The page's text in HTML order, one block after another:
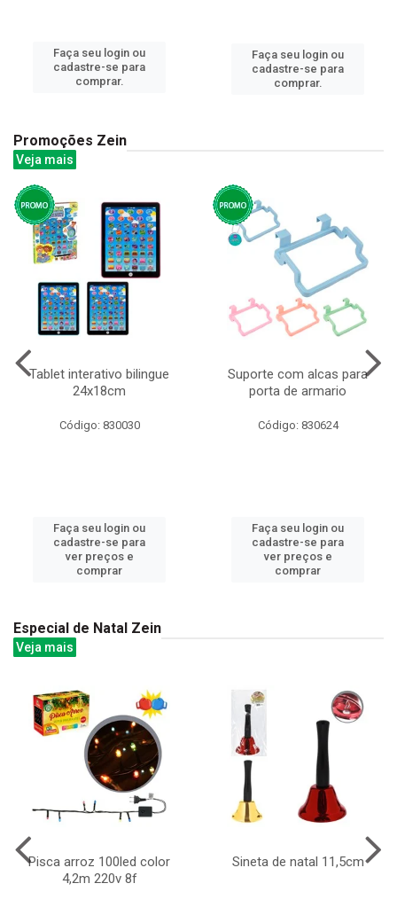
Faça seu login ou
cadastre-se para
comprar.
Faça seu login ou
cadastre-se para
comprar.
Promoções Zein
Veja mais
Tablet interativo bilingue
24x18cm
Código: 830030
Faça seu login ou
cadastre-se para
ver preços e
comprar
Suporte com alcas para
porta de armario
Código: 830624
Faça seu login ou
cadastre-se para
ver preços e
comprar
Especial de Natal Zein
Veja mais
Pisca arroz 100led color
4,2m 220v 8f
Sineta de natal 11,5cm